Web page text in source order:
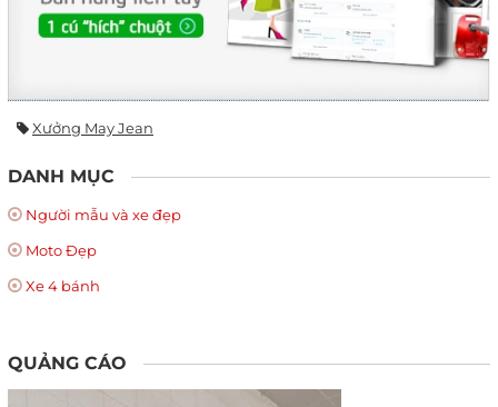
Xưởng May Jean
DANH MỤC
Người mẫu và xe đẹp
Moto Đẹp
Xe 4 bánh
QUẢNG CÁO